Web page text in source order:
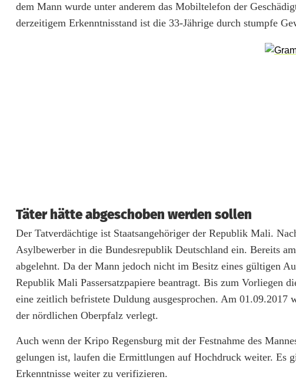
o
R
e
g
e
n
b
u
dem Mann wurde unter anderem das Mobiltelefon der
derzeitigem Erkenntnisstand ist die 33-Jährige durch stumpfe
Täter hätte abgeschoben werden sollen
Der Tatverdächtige ist Staatsangehöriger der Republik Mali.
Asylbewerber in die Bundesrepublik Deutschland ein. Bereits
abgelehnt. Da der Mann jedoch nicht im Besitz eines gültigen
Republik Mali Passersatzpapiere beantragt. Bis zum Vorliegen
eine zeitlich befristete Duldung ausgesprochen. Am
der nördlichen Oberpfalz verlegt.
Auch wenn der Kripo Regensburg mit der Festnahme des
gelungen ist, laufen die Ermittlungen auf Hochdruck weiter. Es
Erkenntnisse weiter zu verifizieren.